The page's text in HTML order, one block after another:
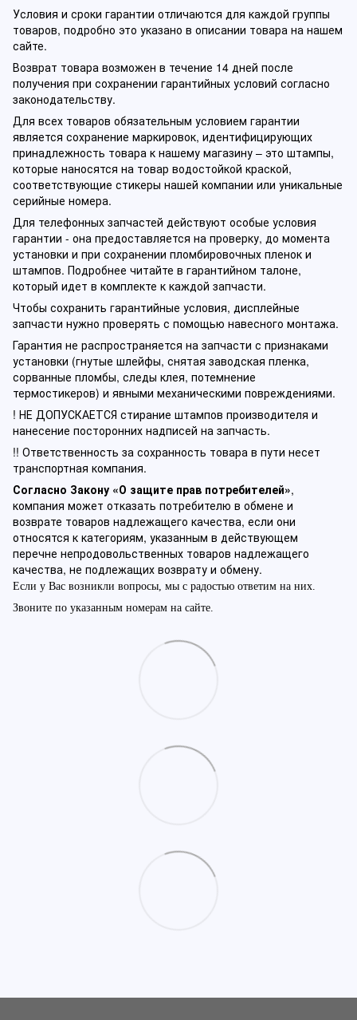
Условия и сроки гарантии отличаются для каждой группы
товаров, подробно это указано в описании товара на нашем
сайте.
Возврат товара возможен в течение 14 дней после
получения при сохранении гарантийных условий согласно
законодательству.
Для всех товаров обязательным условием гарантии
является сохранение маркировок, идентифицирующих
принадлежность товара к нашему магазину – это штампы,
которые наносятся на товар водостойкой краской,
соответствующие стикеры нашей компании или уникальные
серийные номера.
Для телефонных запчастей действуют особые условия
гарантии - она предоставляется на проверку, до момента
установки и при сохранении пломбировочных пленок и
штампов. Подробнее читайте в гарантийном талоне,
который идет в комплекте к каждой запчасти.
Чтобы сохранить гарантийные условия, дисплейные
запчасти нужно проверять с помощью навесного монтажа.
Гарантия не распространяется на запчасти с признаками
установки (гнутые шлейфы, снятая заводская пленка,
сорванные пломбы, следы клея, потемнение
термостикеров) и явными механическими повреждениями.
! НЕ ДОПУСКАЕТСЯ стирание штампов производителя и
нанесение посторонних надписей на запчасть.
!! Ответственность за сохранность товара в пути несет
транспортная компания.
Согласно Закону «О защите прав потребителей»,
компания может отказать потребителю в обмене и
возврате товаров надлежащего качества, если они
относятся к категориям, указанным в действующем
перечне непродовольственных товаров надлежащего
качества, не подлежащих возврату и обмену.
Если у Вас возникли вопросы, мы с радостью ответим на них.
Звоните по указанным номерам на сайте.